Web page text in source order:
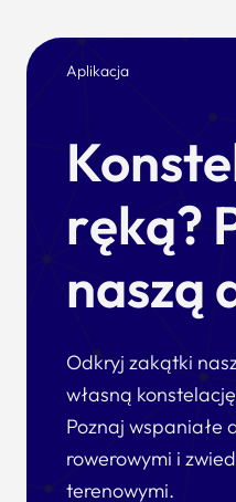
Aplikacja
ręką?
naszą
Odkryj zakątki
własną
Poznaj wspaniałe
rowerowymi i
terenowymi.